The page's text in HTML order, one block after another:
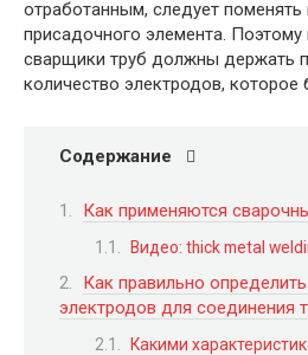
отработанным, следует поменять
присадочного элемента.
сварщики труб должны держать
количество электродов,
Содержание
Как применяются
Видео: thick metal
Как правильно
электродов для соединения
Какими